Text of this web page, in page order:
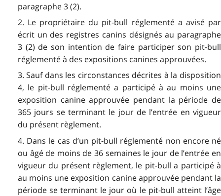
paragraphe 3 (2).
2. Le propriétaire du pit-bull réglementé a avisé par
écrit un des registres canins désignés au paragraphe
3 (2) de son intention de faire participer son pit-bull
réglementé à des expositions canines approuvées.
3. Sauf dans les circonstances décrites à la disposition
4, le pit-bull réglementé a participé à au moins une
exposition canine approuvée pendant la période de
365 jours se terminant le jour de l’entrée en vigueur
du présent règlement.
4. Dans le cas d’un pit-bull réglementé non encore né
ou âgé de moins de 36 semaines le jour de l’entrée en
vigueur du présent règlement, le pit-bull a participé à
au moins une exposition canine approuvée pendant la
période se terminant le jour où le pit-bull atteint l’âge